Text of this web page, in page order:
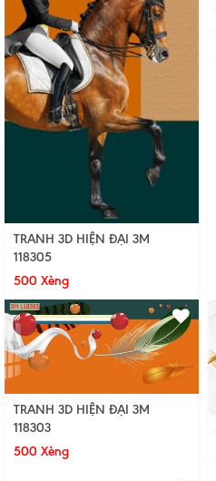
TRANH 3D HIỆN ĐẠI 3M
118305
500 Xèng
TRANH 3D HIỆN ĐẠI 3M
118303
500 Xèng